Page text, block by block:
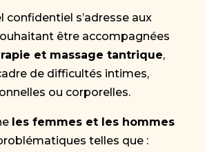
confidentiel s’adresse aux
être accompagnées
et massage tantrique,
de difficultés intimes,
ou corporelles.
les femmes et les hommes
telles que :